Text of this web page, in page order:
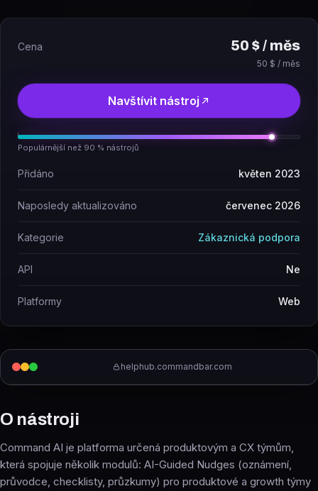
helphub.commandbar.com
O nástroji
Command AI je platforma určená produktovým a CX týmům,
která spojuje několik modulů: AI-Guided Nudges (oznámení,
průvodce, checklisty, průzkumy) pro produktové a growth týmy
Cena 50 $ / měs
50 $ / měs
Navštívit nástroj
Populárnější než 90 % nástrojů
Přidáno květen 2023
Naposledy aktualizováno červenec 2026
Kategorie Zákaznická podpora
API Ne
Platformy Web